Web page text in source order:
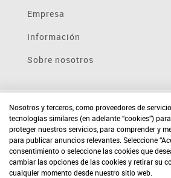
Empresa
Información
Sobre nosotros
Nosotros y terceros, como proveedores de
tecnologías similares (en adelante “cookies”)
proteger nuestros servicios, para comprender y
para publicar anuncios relevantes. Seleccione
consentimiento o seleccione las cookies que
cambiar las opciones de las cookies y retirar su
cualquier momento desde nuestro sitio web.